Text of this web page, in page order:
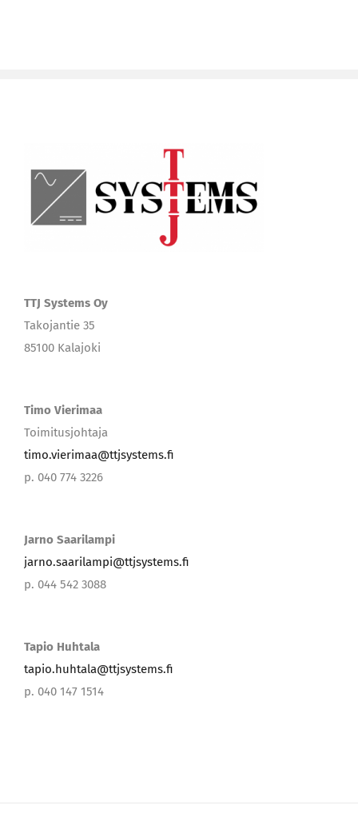
TTJ Systems Oy
Takojantie 35
85100 Kalajoki
Timo Vierimaa
Toimitusjohtaja
timo.vierimaa@ttjsystems.fi
p. 040 774 3226
Jarno Saarilampi
jarno.saarilampi@ttjsystems.fi
p. 044 542 3088
Tapio Huhtala
tapio.huhtala@ttjsystems.fi
p. 040 147 1514